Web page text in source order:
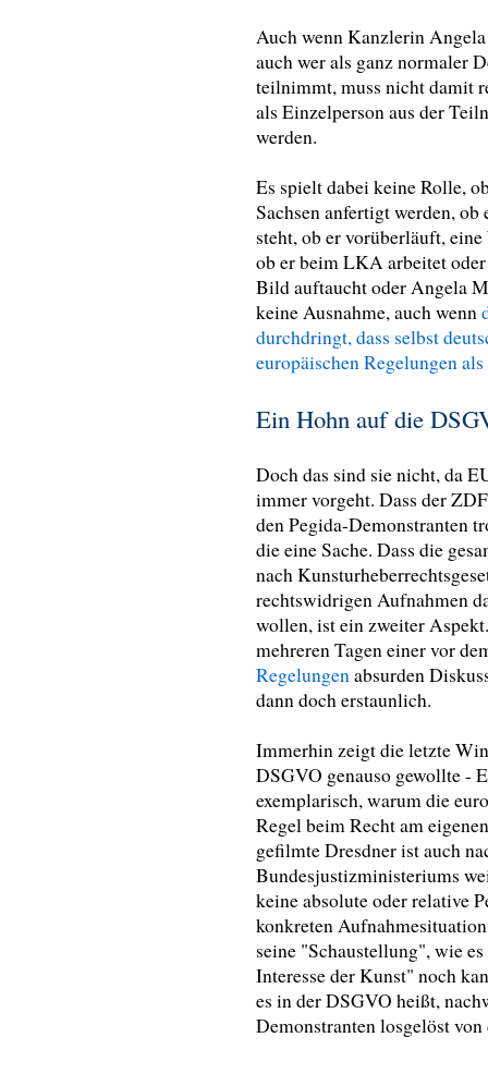
Auch wenn Kanzlerin
auch wer als ganz normaler
teilnimmt, muss nicht damit
als Einzelperson aus der
werden.
Es spielt dabei keine Rolle,
Sachsen anfertigt werden,
steht, ob er vorüberläuft,
ob er beim LKA arbeitet
Bild auftaucht oder Angela
keine Ausnahme, auch wenn
durchdringt, dass selbst
europäischen Regelungen
Ein Hohn auf die
Doch das sind sie nicht, da
immer vorgeht. Dass der
den Pegida-Demonstranten
die eine Sache. Dass die
nach
rechtswidrigen Aufnahmen
wollen, ist ein zweiter
mehreren Tagen einer vor
Regelungenabsurden
dann doch erstaunlich.
Immerhin zeigt die letzte
DSGVO genauso gewollte -
exemplarisch, warum die
Regel beim Recht am
gefilmte Dresdner ist auch
Bundesjustizministeriums
keine absolute oder relative
konkreten
seine "Schaustellung", wie
Interesse der Kunst" noch
es in der DSGVO heißt,
Demonstranten losgelöst